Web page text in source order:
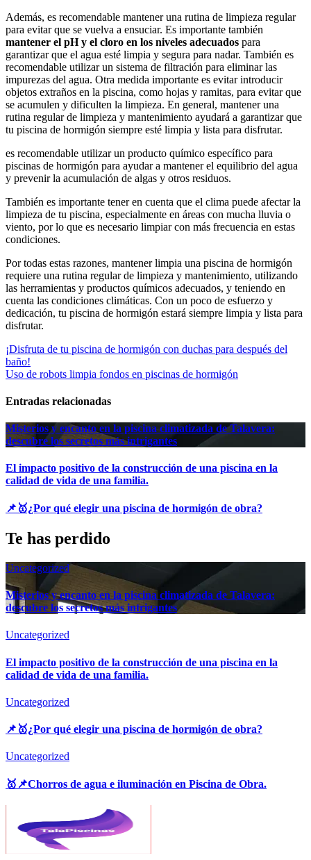
Además, es recomendable mantener una rutina de limpieza regular
para evitar que se vuelva a ensuciar. Es importante también
mantener el pH y el cloro en los niveles adecuados para
garantizar que el agua esté limpia y segura para nadar. También es
recomendable utilizar un sistema de filtración para eliminar las
impurezas del agua. Otra medida importante es evitar introducir
objetos extraños en la piscina, como hojas y ramitas, para evitar que
se acumulen y dificulten la limpieza. En general, mantener una
rutina regular de limpieza y mantenimiento ayudará a garantizar que
tu piscina de hormigón siempre esté limpia y lista para disfrutar.
es recomendable utilizar un producto químico específico para
piscinas de hormigón para ayudar a mantener el equilibrio del agua
y prevenir la acumulación de algas y otros residuos.
También es importante tener en cuenta que el clima puede afectar la
limpieza de tu piscina, especialmente en áreas con mucha lluvia o
viento, por lo que es necesario limpiar con más frecuencia en estas
condiciones.
Por todas estas razones, mantener limpia una piscina de hormigón
requiere una rutina regular de limpieza y mantenimiento, utilizando
las herramientas y productos químicos adecuados, y teniendo en
cuenta las condiciones climáticas. Con un poco de esfuerzo y
dedicación, tu piscina de hormigón estará siempre limpia y lista para
disfrutar.
Navegación
de
¡Disfruta de tu piscina de hormigón con duchas para después del
baño!
Uso de robots limpia fondos en piscinas de hormigón
Entradas relacionadas
Misterios y encanto en la piscina climatizada de Talavera:
descubre los secretos más intrigantes
El impacto positivo de la construcción de una piscina en la
calidad de vida de una familia.
📌🥇¿Por qué elegir una piscina de hormigón de obra?
Te has perdido
Uncategorized
Misterios y encanto en la piscina climatizada de Talavera:
descubre los secretos más intrigantes
Uncategorized
El impacto positivo de la construcción de una piscina en la
calidad de vida de una familia.
Uncategorized
📌🥇¿Por qué elegir una piscina de hormigón de obra?
Uncategorized
🥇📌Chorros de agua e iluminación en Piscina de Obra.